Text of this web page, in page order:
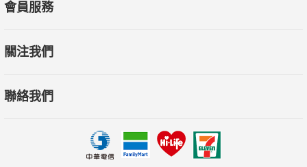
會員服務
關注我們
聯絡我們